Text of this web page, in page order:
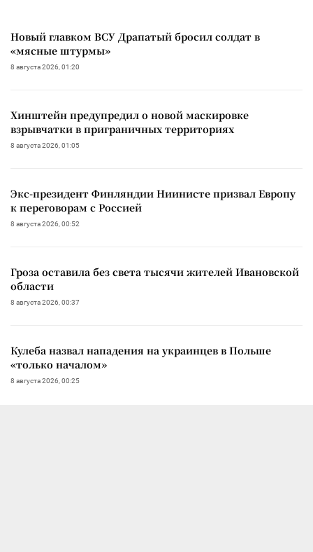
Новый главком ВСУ Драпатый бросил солдат в
«мясные штурмы»
8 августа 2026, 01:20
Хинштейн предупредил о новой маскировке
взрывчатки в приграничных территориях
8 августа 2026, 01:05
Экс-президент Финляндии Ниинисте призвал Европу
к переговорам с Россией
8 августа 2026, 00:52
Гроза оставила без света тысячи жителей Ивановской
области
8 августа 2026, 00:37
Кулеба назвал нападения на украинцев в Польше
«только началом»
8 августа 2026, 00:25